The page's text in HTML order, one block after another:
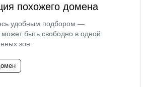
похожего домена
удобным подбором —
быть свободно в одной
зон.